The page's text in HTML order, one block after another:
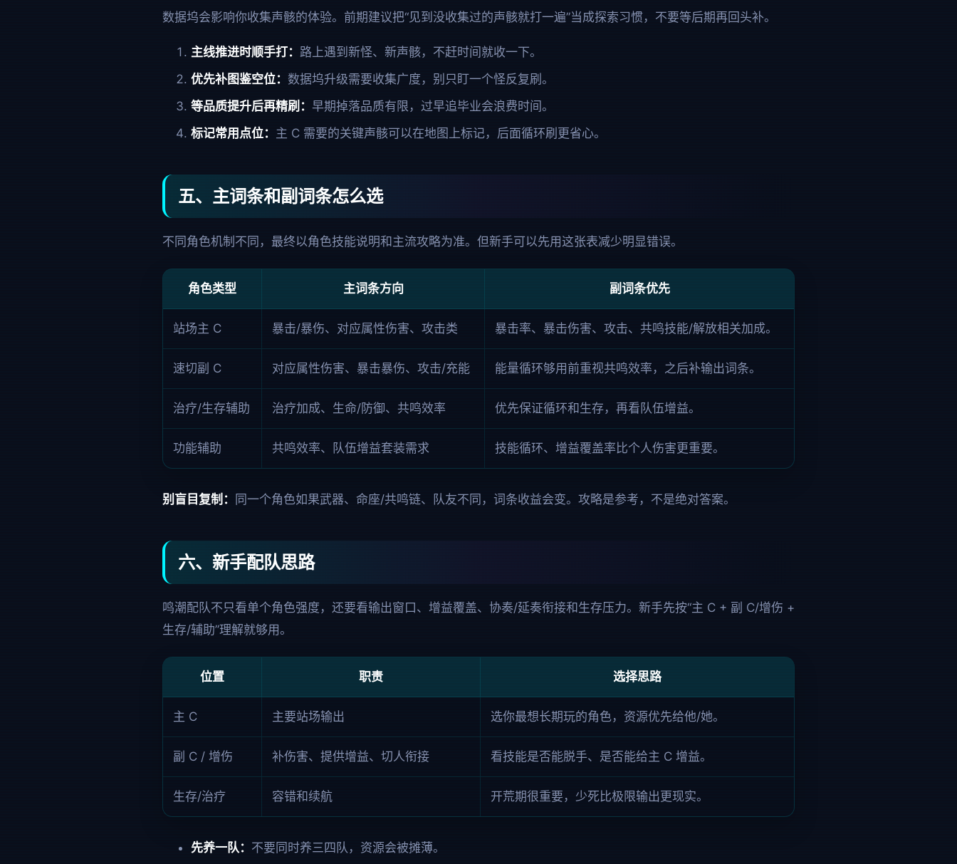
数据坞会影响你收集声骸的体验。前期建议把“见到没收集过的声骸就打一遍”当成探索习惯，不要等后期再回头补。
主线推进时顺手打： 路上遇到新怪、新声骸，不赶时间就收一下。
优先补图鉴空位： 数据坞升级需要收集广度，别只盯一个怪反复刷。
等品质提升后再精刷： 早期掉落品质有限，过早追毕业会浪费时间。
标记常用点位： 主 C 需要的关键声骸可以在地图上标记，后面循环刷更省心。
五、主词条和副词条怎么选
不同角色机制不同，最终以角色技能说明和主流攻略为准。但新手可以先用这张表减少明显错误。
角色类型 主词条方向 副词条优先
站场主 C 暴击/暴伤、对应属性伤害、攻击类 暴击率、暴击伤害、攻击、共鸣技能/解放相关加成。
速切副 C 对应属性伤害、暴击暴伤、攻击/充能 能量循环够用前重视共鸣效率，之后补输出词条。
治疗/生存辅助 治疗加成、生命/防御、共鸣效率 优先保证循环和生存，再看队伍增益。
功能辅助 共鸣效率、队伍增益套装需求 技能循环、增益覆盖率比个人伤害更重要。
别盲目复制： 同一个角色如果武器、命座/共鸣链、队友不同，词条收益会变。攻略是参考，不是绝对答案。
六、新手配队思路
鸣潮配队不只看单个角色强度，还要看输出窗口、增益覆盖、协奏/延奏衔接和生存压力。新手先按“主 C + 副 C/增伤 +
生存/辅助”理解就够用。
位置 职责 选择思路
主 C 主要站场输出 选你最想长期玩的角色，资源优先给他/她。
副 C / 增伤 补伤害、提供增益、切人衔接 看技能是否能脱手、是否能给主 C 增益。
生存/治疗 容错和续航 开荒期很重要，少死比极限输出更现实。
先养一队： 不要同时养三四队，资源会被摊薄。